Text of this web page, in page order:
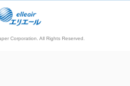
Corporation. All Rights Reserved.